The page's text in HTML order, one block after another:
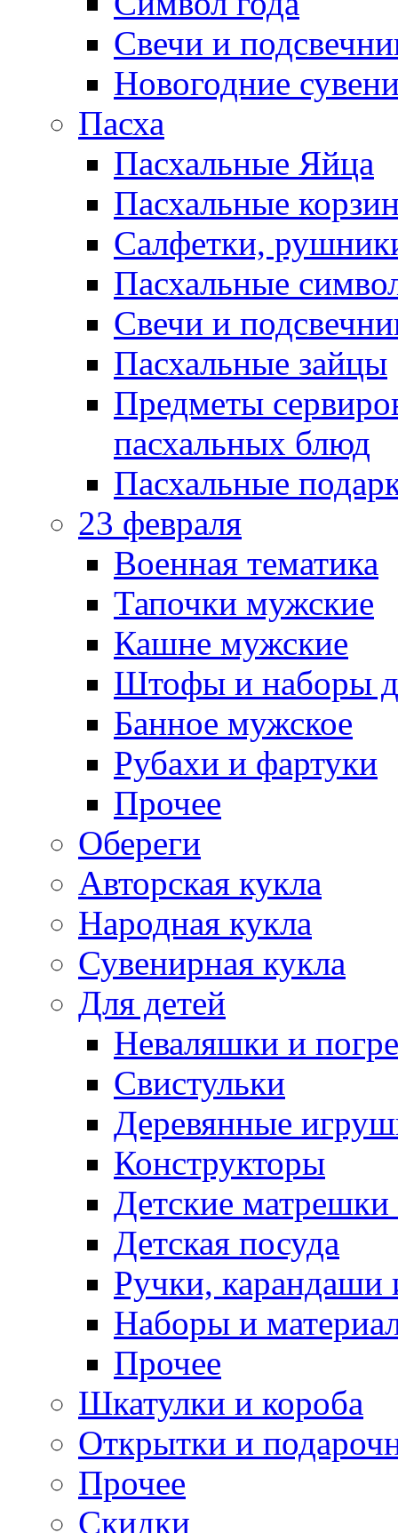
Свечи и
Новогодние
Пасха
Пасхальные Яйца
Пасхальные
Салфетки,
Пасхальные
Свечи и
Пасхальные зайцы
Предметы
пасхальных блюд
Пасхальные
23 февраля
Военная тематика
Тапочки мужские
Кашне мужские
Штофы и наборы
Банное мужское
Рубахи и фартуки
Прочее
Обереги
Авторская кукла
Народная кукла
Сувенирная кукла
Для детей
Неваляшки и
Свистульки
Деревянные
Конструкторы
Детские
Детская посуда
Ручки,
Наборы и
Прочее
Шкатулки и короба
Открытки и
Прочее
Скидки